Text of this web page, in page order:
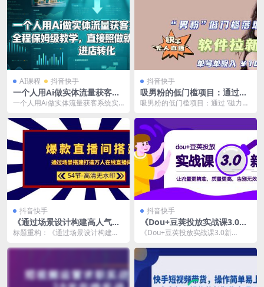
AI课程 抖音快手
一个人用Ai做实体流量获客系
统实战课
一个人用Ai做实体流量获客系统实
课 2平台...
抖音快手
吸男粉的低门槛项目：通过
‘磁力聚星’ 软件实现用户增长
吸男粉的低门槛项目：通过 ‘磁力聚
抖音快手
《通过场景设计构建高人气直
播频道》：打造万人数播直播
标题重构：《通过场景设计构建高
播间的实用指南 《爆...
抖音快手
《Dou+豆荚投放实战课3.0新
版》：提高流量精准度和质量
《Dou+豆荚投放实战课3.0新
u+豆荚投放实...